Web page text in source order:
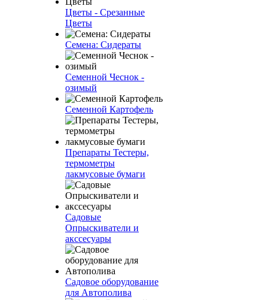
Цветы - Срезанные
Цветы
Семена: Сидераты
Семенной Чеснок -
озимый
Семенной Картофель
Препараты Тестеры,
термометры
лакмусовые бумаги
Садовые
Опрыскиватели и
акссесуары
Садовое оборудование
для Автополива